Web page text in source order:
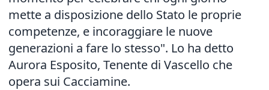
mette a disposizione dello Stato le proprie
competenze, e incoraggiare le nuove
generazioni a fare lo stesso". Lo ha detto
Aurora Esposito, Tenente di Vascello che
opera sui Cacciamine.